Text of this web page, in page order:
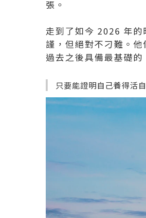
張。
走到了如今 2026 年的
謹，但絕對不刁難。
過去之後具備最基礎
只要能證明自己養得活